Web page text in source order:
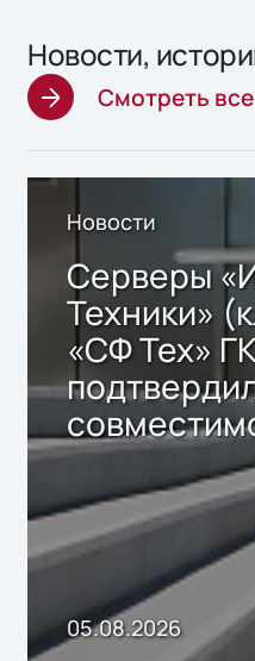
Новости,
Смотреть все
Новости
Серверы
Техники»
«СФ Тех»
решением
Storage 2.x
хранения
05.08.2026